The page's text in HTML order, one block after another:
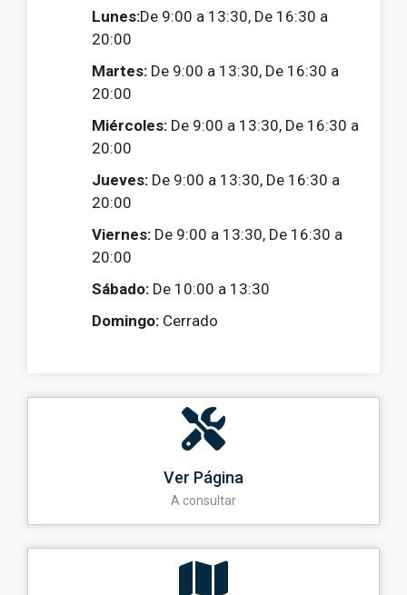
Lunes:De 9:00 a 13:30, De 16:30 a
20:00
Martes: De 9:00 a 13:30, De 16:30 a
20:00
Miércoles: De 9:00 a 13:30, De 16:30 a
20:00
Jueves: De 9:00 a 13:30, De 16:30 a
20:00
Viernes: De 9:00 a 13:30, De 16:30 a
20:00
Sábado: De 10:00 a 13:30
Domingo: Cerrado
Ver Página
A consultar